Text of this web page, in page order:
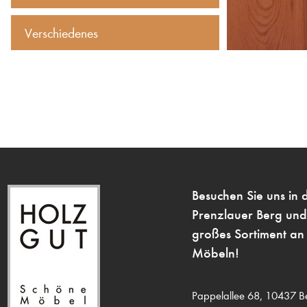
Verschiedenes
Besuchen Sie uns
Prenzlauer Berg
großes Sortiment
Möbeln!
Pappelallee 68, 10437